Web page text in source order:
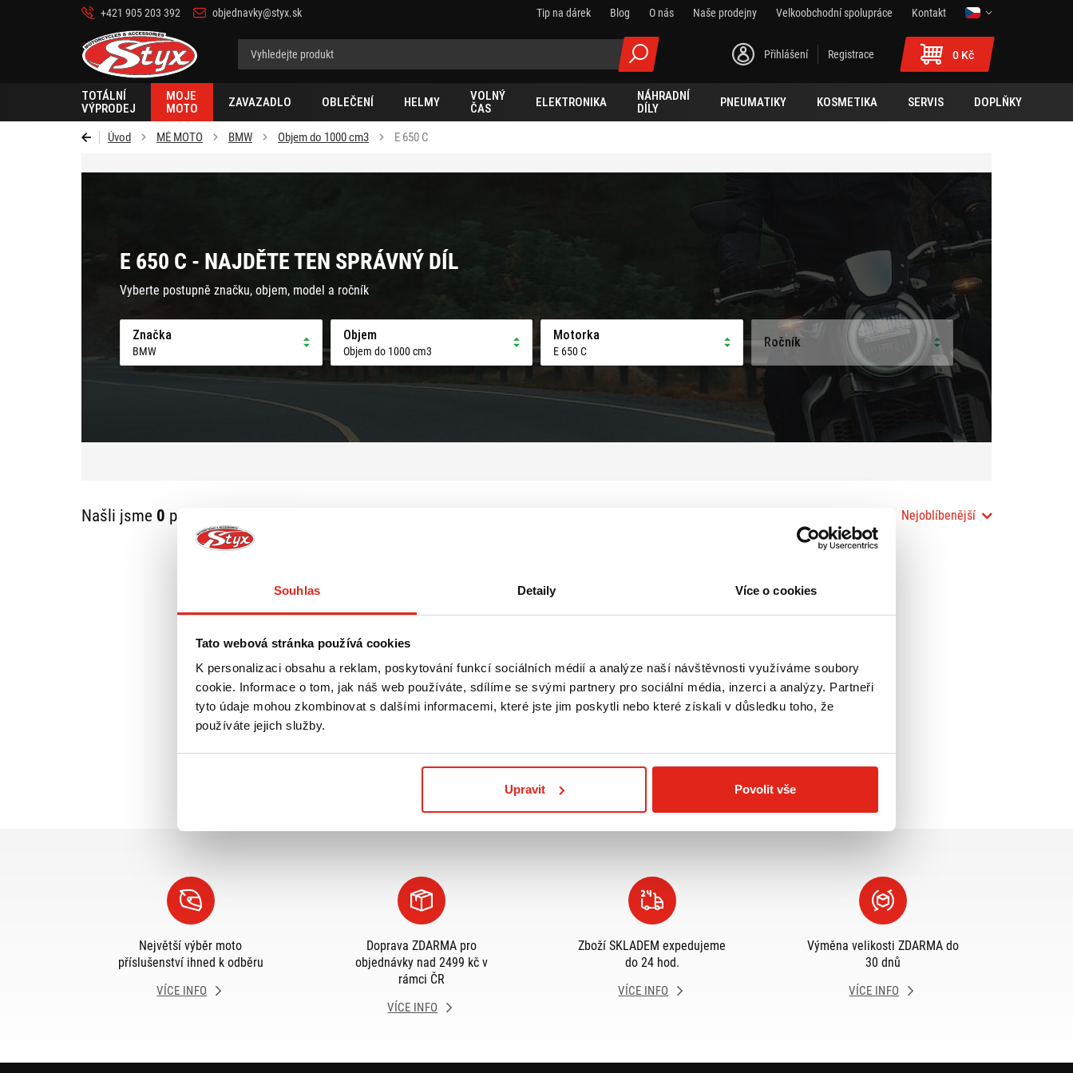
Souhlas Detaily Více o cookies
Tato webová stránka používá cookies
K personalizaci obsahu a reklam, poskytování funkcí sociálních médií a analýze naší návštěvnosti využíváme soubory
cookie. Informace o tom, jak náš web používáte, sdílíme se svými partnery pro sociální média, inzerci a analýzy. Partneři
tyto údaje mohou zkombinovat s dalšími informacemi, které jste jim poskytli nebo které získali v důsledku toho, že
používáte jejich služby.
Upravit Povolit vše
+421 905 203 392 objednavky@styx.sk Tip na dárek Blog O nás Naše prodejny Velkoobchodní spolupráce
Kontakt
Styx-
cz
Přihlášení Registrace 0 Kč
TOTÁLNÍ
VÝPRODEJ
MOJE
MOTO
ZAVAZADLO OBLEČENÍ HELMY
VOLNÝ
ČAS
ELEKTRONIKA
NÁHRADNÍ
DÍLY
PNEUMATIKY KOSMETIKA SERVIS DOPLŇKY
Úvod MÉ MOTO BMW Objem do 1000 cm3 E 650 C
E 650 C - NAJDĚTE TEN SPRÁVNÝ DÍL
Vyberte postupně značku, objem, model a ročník
Značka
BMW
Objem
Objem do 1000 cm3
Motorka
E 650 C
Ročník
Našli jsme 0 produktů v kategorii: Nejoblíbenější
VAŠEMU VYHLEDÁVÁNÍ NEODPOVÍDÁ ŽÁDNÝ
Největší výběr moto
příslušenství ihned k odběru
VÍCE INFO
Doprava ZDARMA pro
objednávky nad 2499 kč v
rámci ČR
VÍCE INFO
Zboží SKLADEM expedujeme
do 24 hod.
VÍCE INFO
Výměna velikosti ZDARMA do
30 dnů
VÍCE INFO